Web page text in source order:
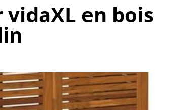
en bois